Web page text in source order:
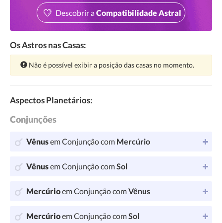
Descobrir aCompatibilidade Astral
Os Astros nas Casas:
Atenção:
Não é possível exibir a posição das casas no momento.
Aspectos Planetários:
Conjunções
Vênusem Conjunção com Mercúrio
Vênusem Conjunção comSol
Mercúrioem Conjunção comVênus
Mercúrioem Conjunção comSol